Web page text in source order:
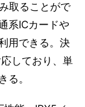
取ることがで
系ICカードや
用できる。決
しており、単
る。